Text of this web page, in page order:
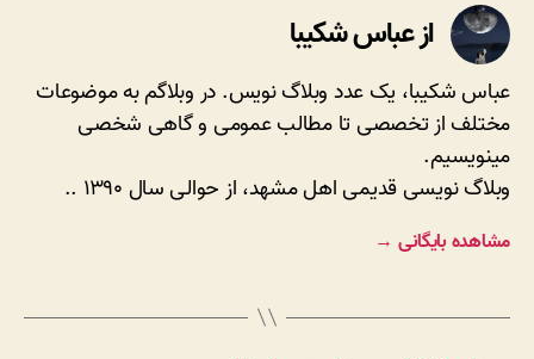
از عباس شکیبا
عباس شکیبا، یک عدد وبلاگ نویس. در وبلاگم به موضوعات
مختلف از تخصصی تا مطالب عمومی و گاهی شخصی
مینویسیم.
وبلاگ نویسی قدیمی اهل مشهد، از حوالی سال ۱۳۹۰ ..
مشاهده بایگانی →